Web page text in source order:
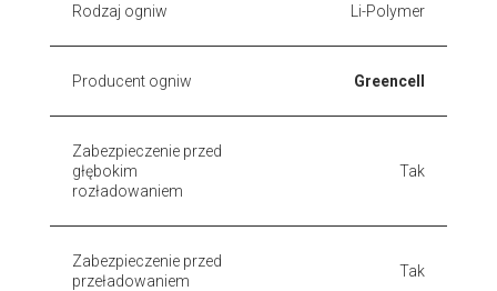
Rodzaj ogniw Li-Polymer
Producent ogniw Greencell
Zabezpieczenie przed
głębokim
rozładowaniem
Tak
Zabezpieczenie przed
przeładowaniem
Tak